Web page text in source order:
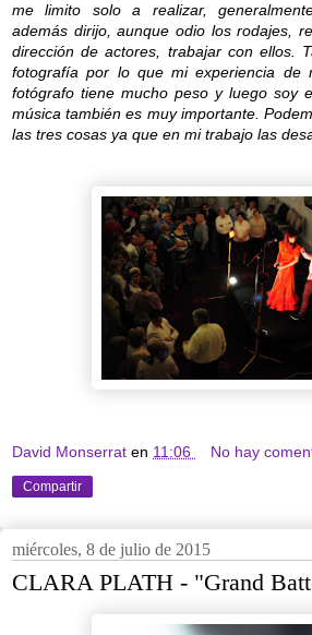
me limito solo a realizar,
además dirijo, aunque odio los rodajes,
dirección de actores, trabajar con ellos.
fotografía por lo que mi experiencia de
fotógrafo tiene mucho peso y luego soy
música también es muy importante.
las tres cosas ya que en mi trabajo las
David Monserrat en 11:06 No hay
Compartir
miércoles, 8 de julio de 2015
CLARA PLATH - "Grand